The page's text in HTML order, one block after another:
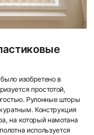
изобретено в
простотой,
Рулонные шторы
Конструкция
на который намотана
используется